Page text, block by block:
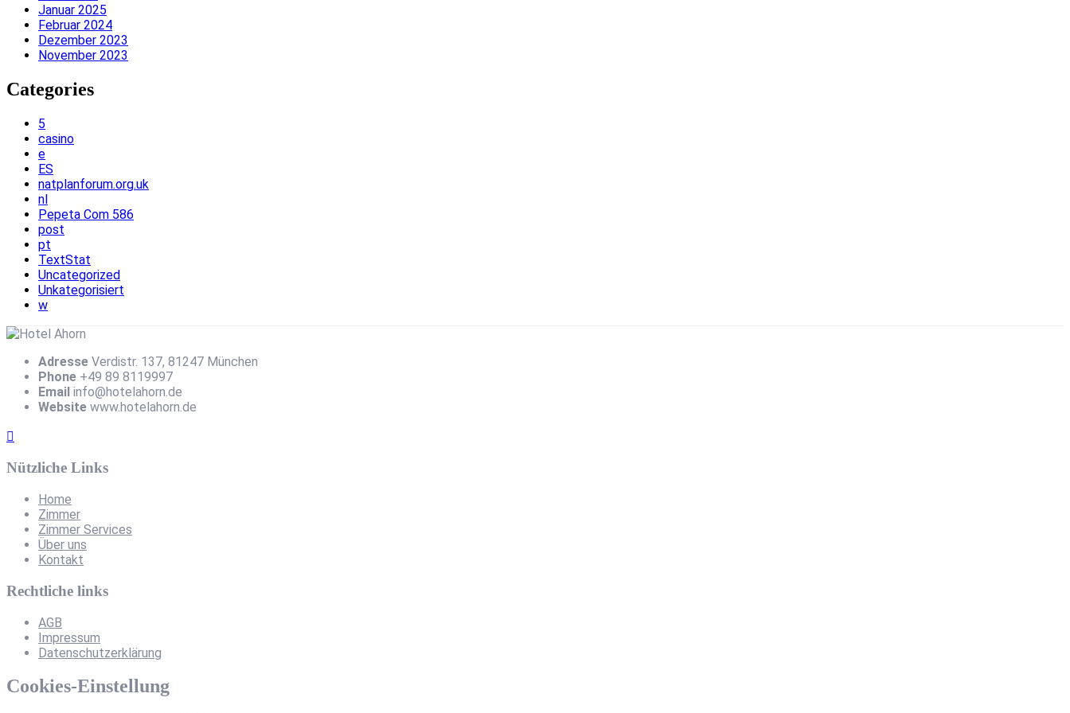
Januar 2025
Februar 2024
Dezember 2023
November 2023
Categories
5
casino
e
ES
natplanforum.org.uk
nl
Pepeta Com 586
post
pt
TextStat
Uncategorized
Unkategorisiert
w
Adresse Verdistr. 137, 81247 München
Phone +49 89 8119997
Email info@hotelahorn.de
Website www.hotelahorn.de
Nützliche Links
Home
Zimmer
Zimmer Services
Über uns
Kontakt
Rechtliche links
AGB
Impressum
Datenschutzerklärung
Cookies-Einstellung